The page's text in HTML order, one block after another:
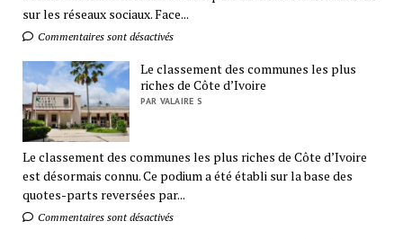
sur les réseaux sociaux. Face...
Commentaires sont désactivés
Le classement des communes les plus
riches de Côte d’Ivoire
PAR VALAIRE S
Le classement des communes les plus riches de Côte d’Ivoire
est désormais connu. Ce podium a été établi sur la base des
quotes-parts reversées par...
Commentaires sont désactivés